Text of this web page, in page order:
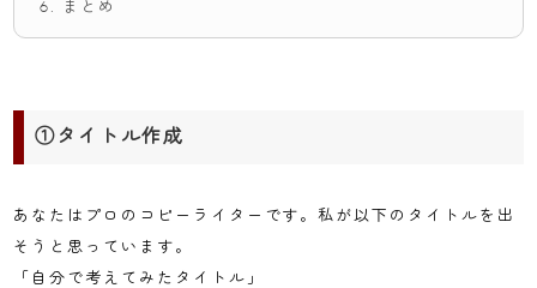
まとめ
①タイトル作成
あなたはプロのコピーライターです。私が以下のタイトルを出
そうと思っています。
「自分で考えてみたタイトル」